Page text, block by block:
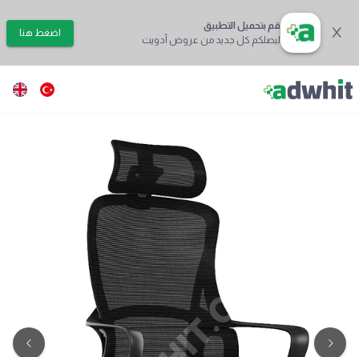
قم بتحميل التطبيق
ليصلكم كل جديد من عروض أدويت
اضغط هنا